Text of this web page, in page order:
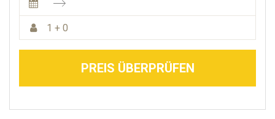
1 + 0
PREIS ÜBERPRÜFEN